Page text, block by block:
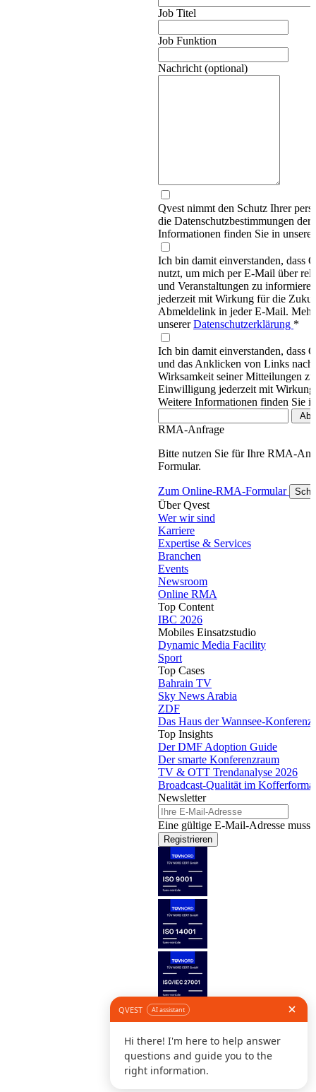
Job Titel
Job Funktion
Nachricht (optional)
Qvest nimmt den Schutz Ihrer
die Datenschutzbestimmungen
Informationen finden Sie in
Ich bin damit einverstanden, dass
nutzt, um mich per E-Mail über
und Veranstaltungen zu
jederzeit mit Wirkung für die
Abmeldelink in jeder E-Mail.
unsererDatenschutzerklärung *
Ich bin damit einverstanden, dass
und das Anklicken von Links
Wirksamkeit seiner Mitteilungen
Einwilligung jederzeit mit
Weitere Informationen finden Sie
RMA-Anfrage
Bitte nutzen Sie für Ihre RMA-
Formular.
Zum Online-RMA-Formular
Über Qvest
Wer wir sind
Karriere
Expertise & Services
Branchen
Events
Newsroom
Online RMA
Top Content
IBC 2026
Mobiles Einsatzstudio
Dynamic Media Facility
Sport
Top Cases
Bahrain TV
Sky News Arabia
ZDF
Das Haus der Wannsee-Konferenz
Top Insights
Der DMF Adoption Guide
Der smarte Konferenzraum
TV & OTT Trendanalyse 2026
Broadcast-Qualität im Kofferformat
Newsletter
Eine gültige E-Mail-Adresse muss
Registrieren
Folge uns